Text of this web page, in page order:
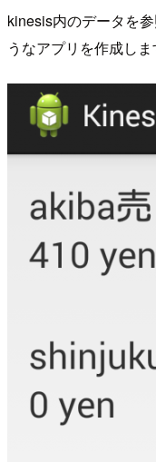
kinesis内のデータを
うなアプリを作成しま